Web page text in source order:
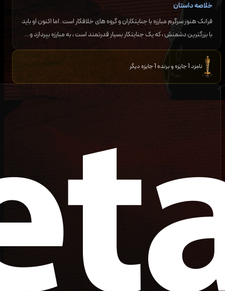
خلاصه داستان
فرانک هنوز سرگرم مبارزه با جنایتکاران و گروه های خلافکار است. اما اکنون او باید
با بزرگترین دشمنش ، که یک جنایتکار بسیار قدرتمند است ، به مبارزه بپردازد و…
نامزد 1 جایزه و برنده 1 جایزه دیگر